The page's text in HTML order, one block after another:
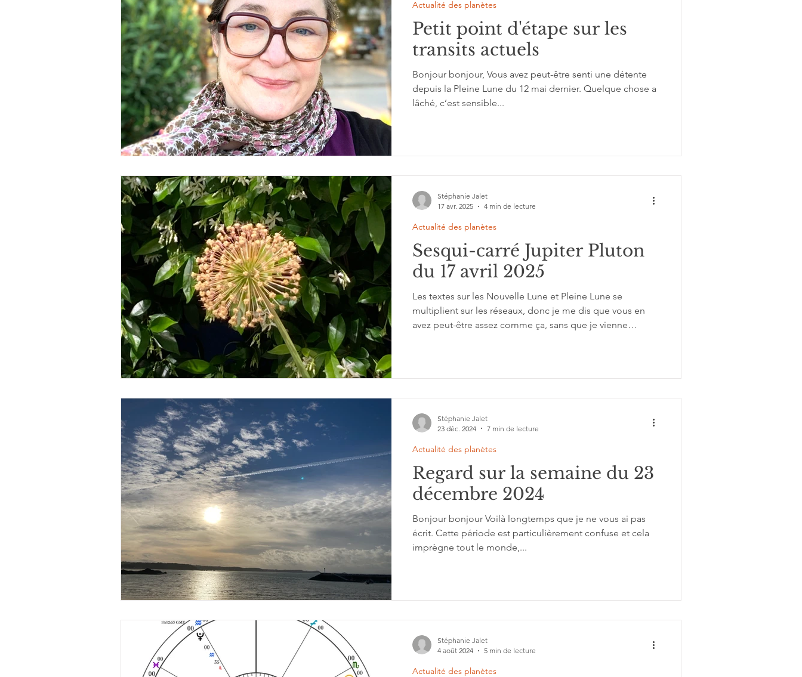
Petit point d'étape sur les
transits actuels
Bonjour bonjour, Vous avez peut-être senti une détente
depuis la Pleine Lune du 12 mai dernier. Quelque chose a
lâché, c’est sensible...
Actualité des planètes
Sesqui-carré Jupiter Pluton
du 17 avril 2025
Les textes sur les Nouvelle Lune et Pleine Lune se
multiplient sur les réseaux, donc je me dis que vous en
avez peut-être assez comme ça, sans que je vienne
Pluton, donc je vous propose de nous y attarder un peu.
Actualité des planètes
Stéphanie Jalet
17 avr. 2025
4 min de lecture
Regard sur la semaine du 23
décembre 2024
Bonjour bonjour Voilà longtemps que je ne vous ai pas
écrit. Cette période est particulièrement confuse et cela
imprègne tout le monde,...
Actualité des planètes
Stéphanie Jalet
23 déc. 2024
7 min de lecture
Actualité des planètes
Stéphanie Jalet
4 août 2024
5 min de lecture